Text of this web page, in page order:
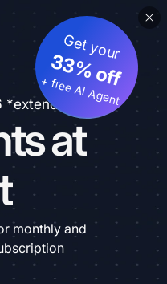
at
Get your
33% off
+ free AI Agent
monthly and